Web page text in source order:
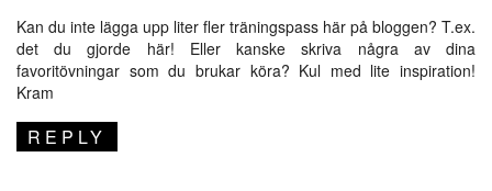
Kan du inte lägga upp liter fler träningspass här på bloggen? T.ex.
det du gjorde här! Eller kanske skriva några av dina
favoritövningar som du brukar köra? Kul med lite inspiration!
Kram
REPLY